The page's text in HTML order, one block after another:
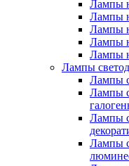
Лампы
Лампы
Лампы
Лампы
Лампы
Лампы
Лампы
Лампы
Лампы
Лампы